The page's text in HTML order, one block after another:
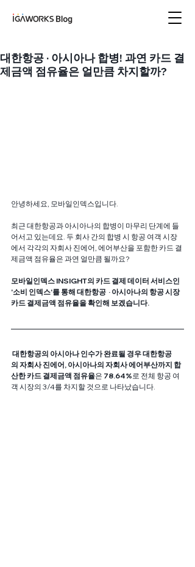
대한항공 · 아시아나 합병! 과연 카드 결
제금액 점유율은 얼만큼 차지할까?
안녕하세요, 모바일인덱스입니다.
최근 대한항공과 아시아나의 합병이 마무리 단계에 들
어서고 있는데요. 두 회사 간의 합병 시 항공 여객 시장
에서 각각의 자회사 진에어, 에어부산을 포함한 카드 결
제금액 점유율은 과연 얼만큼 될까요?
모바일인덱스 INSIGHT의 카드 결제 데이터 서비스인
'소비 인덱스'를 통해 대한항공  · 아시아나의 항공 시장
카드 결제금액 점유율을 확인해 보겠습니다.
대한항공의 아시아나 인수가 완료될 경우 대한항공
의 자회사 진에어, 아시아나의 자회사 에어부산까지 합
산한 카드 결제금액 점유율은 78.64% 로 전체 항공 여
객 시장의 3/4를 차지할 것으로 나타났습니다.